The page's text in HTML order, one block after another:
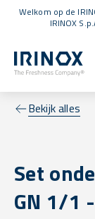
Welkom op de
IRINOX
Bekijk alles
Set
GN 1/1